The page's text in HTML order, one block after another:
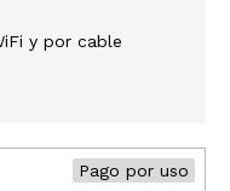
y por cable
Pago por uso